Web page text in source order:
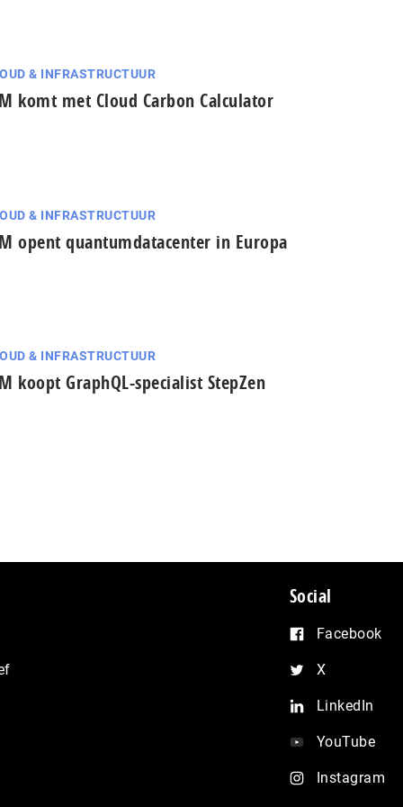
& INFRASTRUCTUUR
komt met Cloud Carbon Calculator
& INFRASTRUCTUUR
opent quantumdatacenter in Europa
& INFRASTRUCTUUR
koopt GraphQL-specialist StepZen
Social
Facebook
X
LinkedIn
YouTube
Instagram